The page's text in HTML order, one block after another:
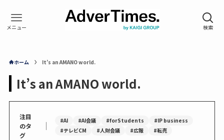
ホーム It’s an AMANO world.
It’s an AMANO world.
注目
のタ
グ
｜ #AI #AI会議 #forStudents
#IP business
#テレビCM
#人財会議 #広報 #転売